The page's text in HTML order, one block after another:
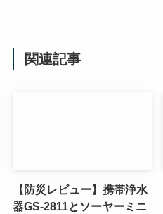
関連記事
【防災レビュー】携帯浄水
器GS-2811とソーヤーミニ